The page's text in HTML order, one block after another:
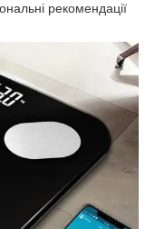
рекомендації